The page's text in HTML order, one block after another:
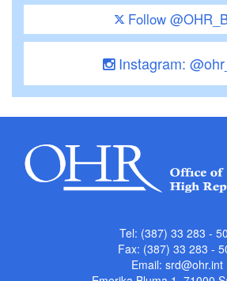
Follow
Instagram:
Tel: (387) 33 283 -
Fax: (387) 33 283 -
Email: srd@ohr.int